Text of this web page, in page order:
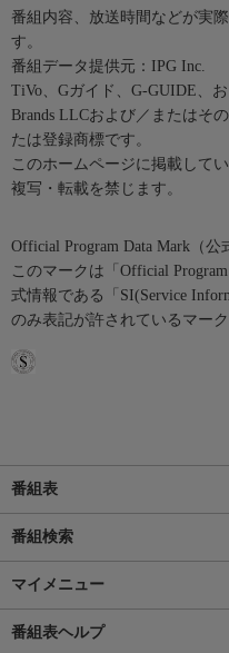
番組内容、放送時間などが実
す。
番組データ提供元：IPG Inc.
TiVo、Gガイド、G-GUIDE、
Brands LLCおよび／またはそ
たは登録商標です。
このホームページに掲載して
複写・転載を禁じます。
Official Program Data Mark（公
このマークは「Official
式情報である「SI(Service
のみ表記が許されているマーク
番組表
番組検索
マイメニュー
番組表ヘルプ